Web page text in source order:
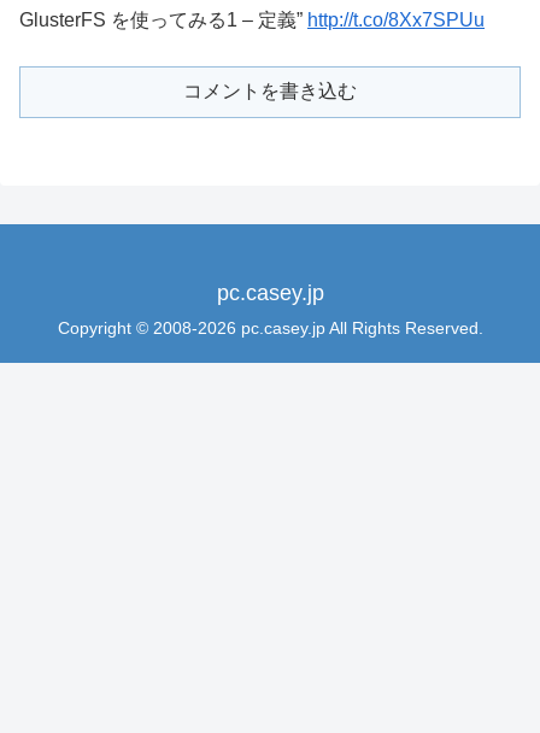
GlusterFS を使ってみる1 – 定義” http://t.co/8Xx7SPUu
コメントを書き込む
pc.casey.jp
Copyright © 2008-2026 pc.casey.jp All Rights Reserved.